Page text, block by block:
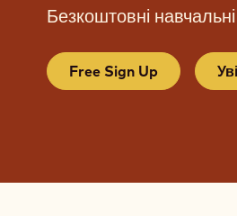
Безкоштовні
Free Sign Up